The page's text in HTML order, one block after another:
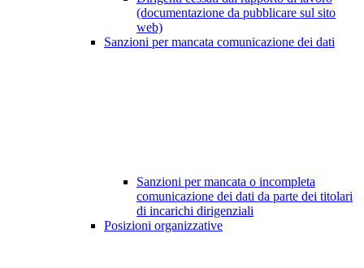
(documentazione da pubblicare sul sito
web)
Sanzioni per mancata comunicazione dei dati
Sanzioni per mancata o incompleta
comunicazione dei dati da parte dei titolari
di incarichi dirigenziali
Posizioni organizzative